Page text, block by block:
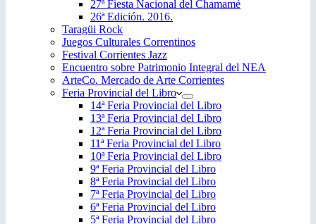
27ª Fiesta Nacional del Chamamé
26ª Edición. 2016.
Taragüi Rock
Juegos Culturales Correntinos
Festival Corrientes Jazz
Encuentro sobre Patrimonio Integral del NEA
ArteCo. Mercado de Arte Corrientes
Feria Provincial del Libro
14ª Feria Provincial del Libro
13ª Feria Provincial del Libro
12ª Feria Provincial del Libro
11ª Feria Provincial del Libro
10ª Feria Provincial del Libro
9ª Feria Provincial del Libro
8ª Feria Provincial del Libro
7ª Feria Provincial del Libro
6ª Feria Provincial del Libro
5ª Feria Provincial del Libro